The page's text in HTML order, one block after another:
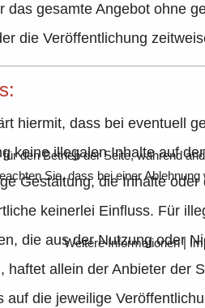
das gesamte Angebot ohne
die Veröffentlichung
hiermit, dass bei eventuell
keine illegalen Inhalte auf
Gestaltung, die Inhalte
keinerlei Einfluss. Für
die aus der Nutzung oder
haftet allein der Anbieter der
auf die jeweilige
den Betrieb der Seite, während
Sie, dass bei einer
Weitere Informationen|